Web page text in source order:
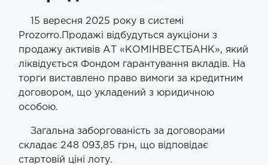
15 вересня 2025 року в системі
Prozorro.Продажі відбудуться аукціони з
продажу активів АТ «КОМІНВЕСТБАНК», який
ліквідується Фондом гарантування вкладів. На
торги виставлено право вимоги за кредитним
договором, що укладений з юридичною
особою.
Загальна заборгованість за договорами
складає 248 093,85 грн, що відповідає
стартовій ціні лоту.